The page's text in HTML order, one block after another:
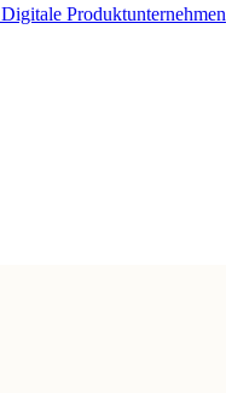
Digitale Produktunternehmen